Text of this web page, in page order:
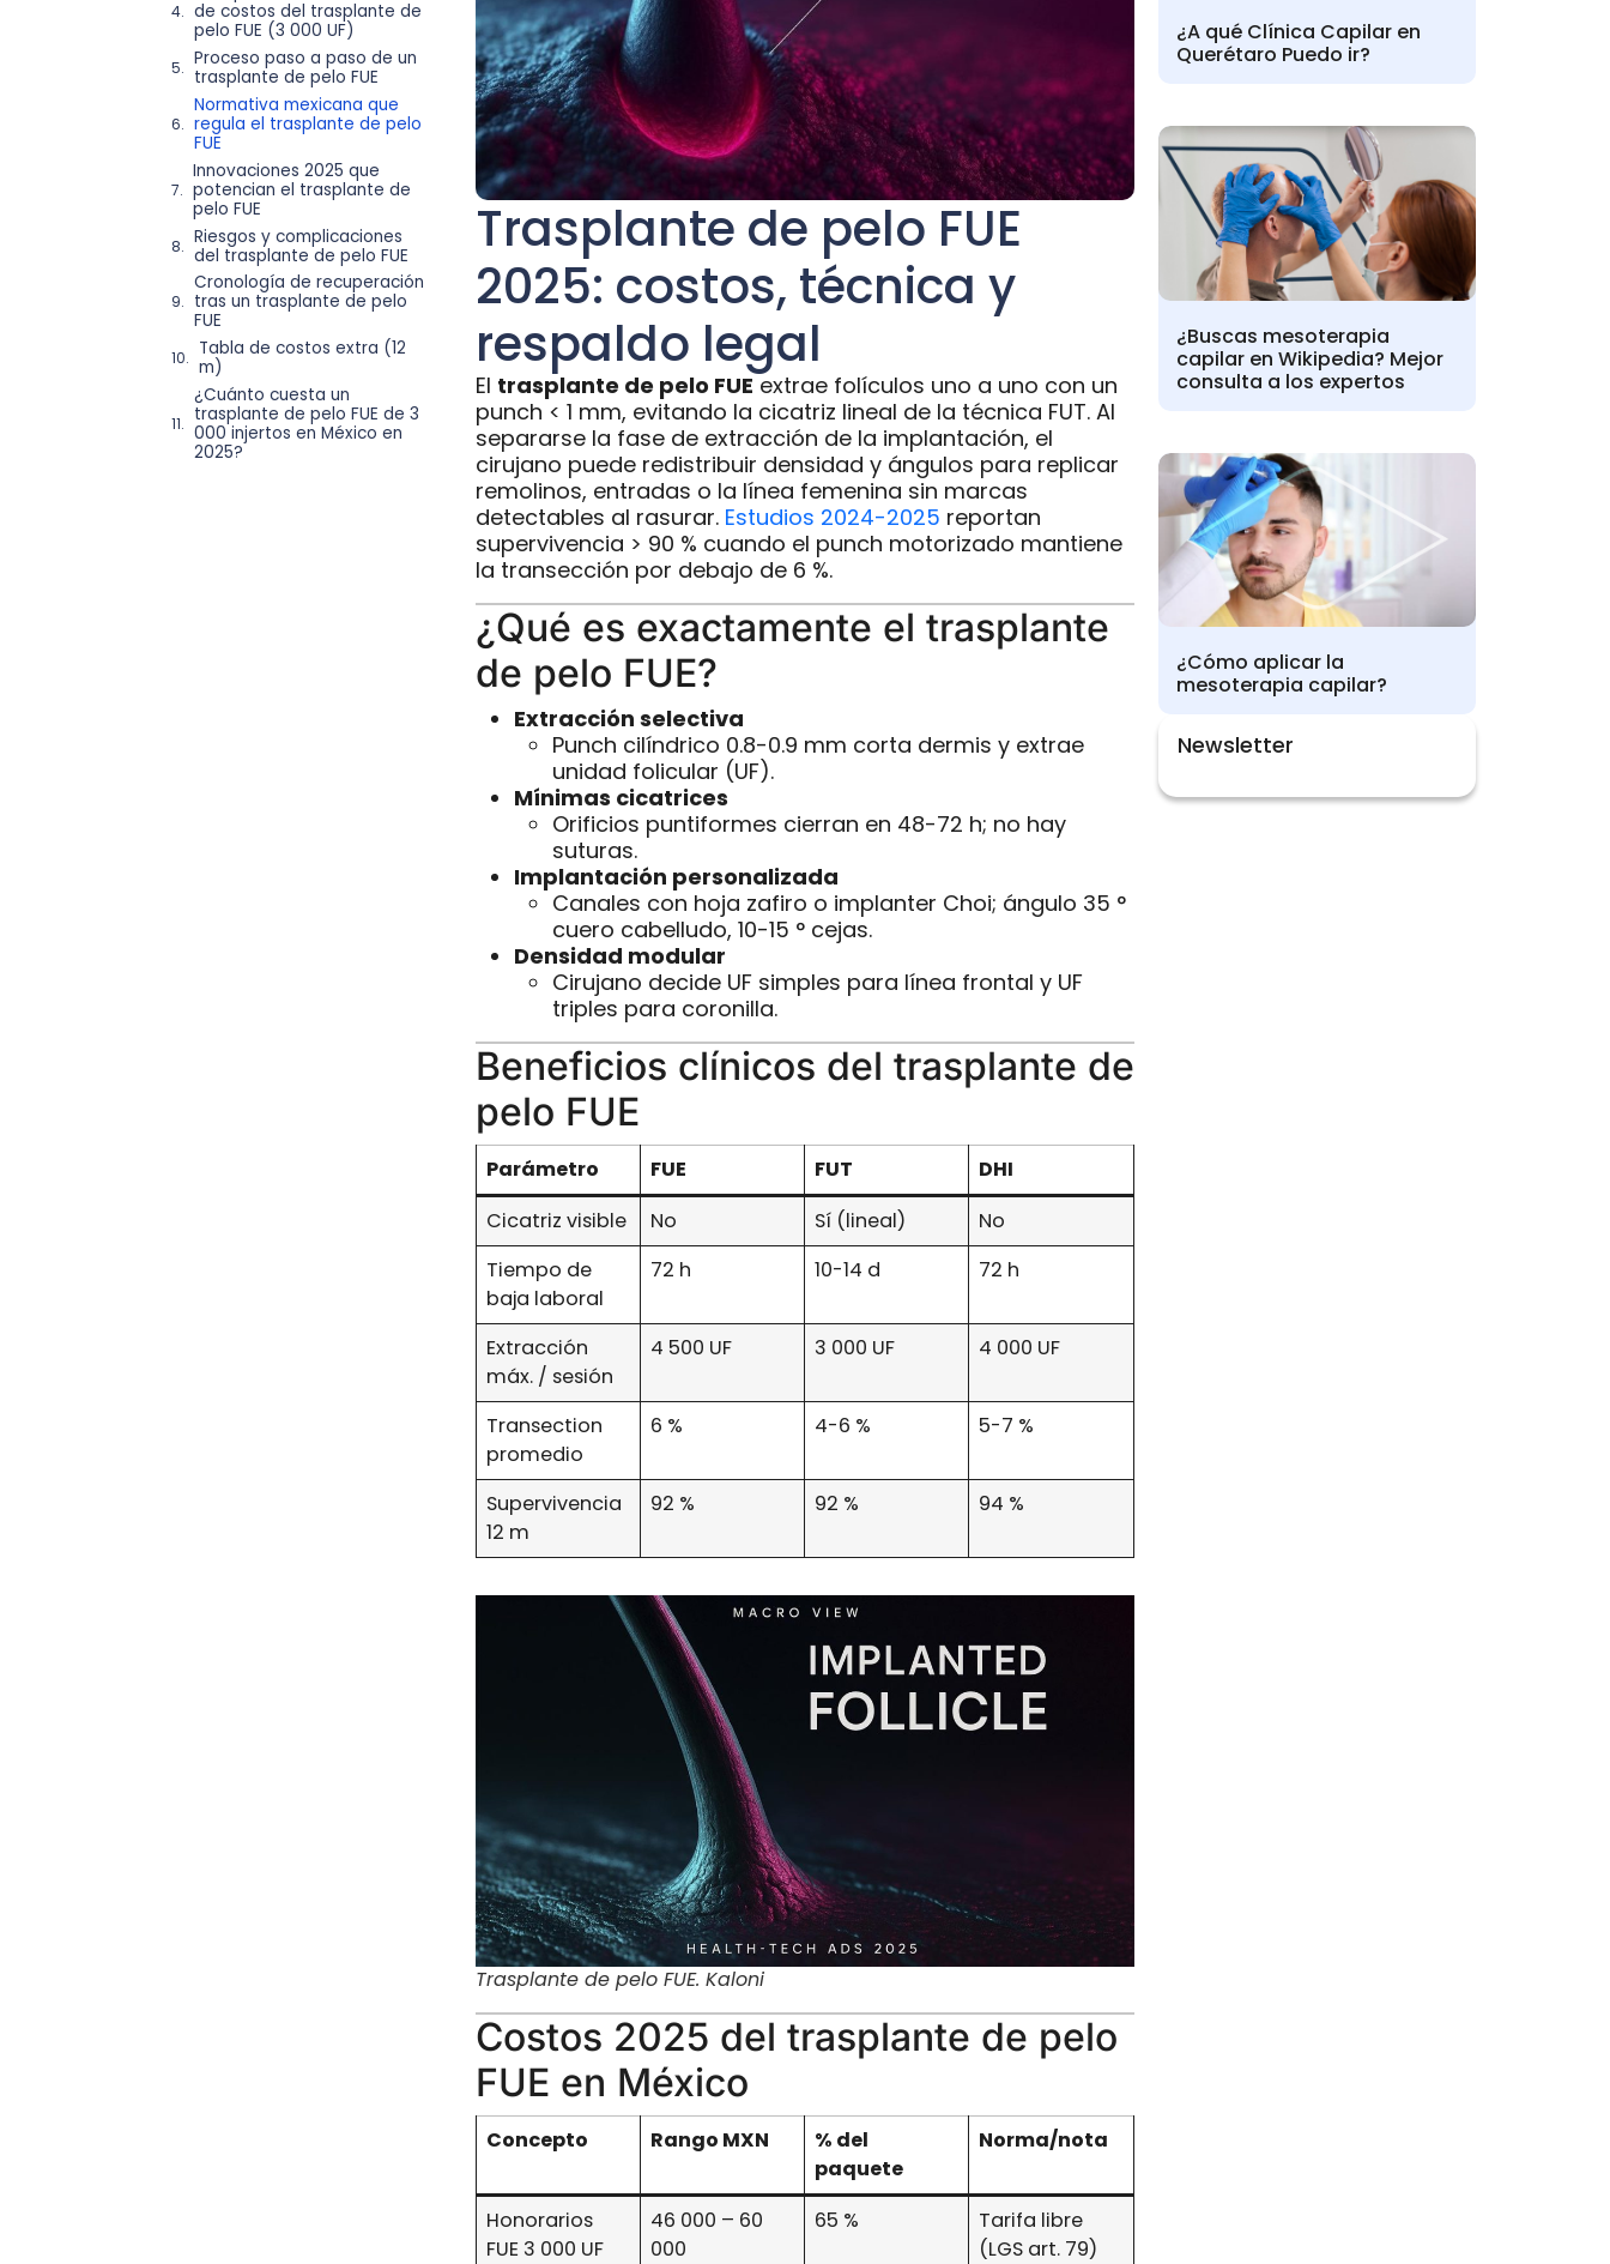
de costos del trasplante de
pelo FUE (3 000 UF)
Proceso paso a paso de un
trasplante de pelo FUE
Normativa mexicana que
regula el trasplante de pelo
FUE
Innovaciones 2025 que
potencian el trasplante de
pelo FUE
Riesgos y complicaciones
del trasplante de pelo FUE
Cronología de recuperación
tras un trasplante de pelo
FUE
Tabla de costos extra (12
m)
¿Cuánto cuesta un
trasplante de pelo FUE de 3
000 injertos en México en
2025?
Trasplante de pelo FUE
2025: costos, técnica y
respaldo legal
El trasplante de pelo FUE extrae folículos uno a uno con un
punch < 1 mm, evitando la cicatriz lineal de la técnica FUT. Al
separarse la fase de extracción de la implantación, el
cirujano puede redistribuir densidad y ángulos para replicar
remolinos, entradas o la línea femenina sin marcas
detectables al rasurar. Estudios 2024-2025 reportan
supervivencia > 90 % cuando el punch motorizado mantiene
la transección por debajo de 6 %.
¿Qué es exactamente el trasplante
de pelo FUE?
Extracción selectiva
Punch cilíndrico 0.8-0.9 mm corta dermis y extrae
unidad folicular (UF).
Mínimas cicatrices
Orificios puntiformes cierran en 48-72 h; no hay
suturas.
Implantación personalizada
Canales con hoja zafiro o implanter Choi; ángulo 35 °
cuero cabelludo, 10-15 ° cejas.
Densidad modular
Cirujano decide UF simples para línea frontal y UF
triples para coronilla.
Beneficios clínicos del trasplante de
pelo FUE
Parámetro FUE FUT
DHI
Cicatriz visible
No Sí (lineal)
No
Tiempo de
baja laboral
72 h 10-14 d 72 h
Extracción
máx. / sesión
4 500 UF 3 000 UF 4 000 UF
Transection
promedio
6 % 4-6 % 5-7 %
Supervivencia
12 m
92 % 92 % 94 %
Trasplante de pelo FUE. Kaloni
Costos 2025 del trasplante de pelo
FUE en México
Concepto Rango MXN
% del
paquete
Norma/nota
Honorarios
FUE 3 000 UF
46 000 – 60
000
65 %
Tarifa libre
(LGS art. 79)
¿A qué Clínica Capilar en
Querétaro Puedo ir?
¿Buscas mesoterapia
capilar en Wikipedia? Mejor
consulta a los expertos
¿Cómo aplicar la
mesoterapia capilar?
Newsletter